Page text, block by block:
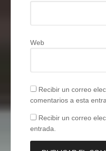
Web
Recibir un correo
comentarios a esta
Recibir un correo
entrada.